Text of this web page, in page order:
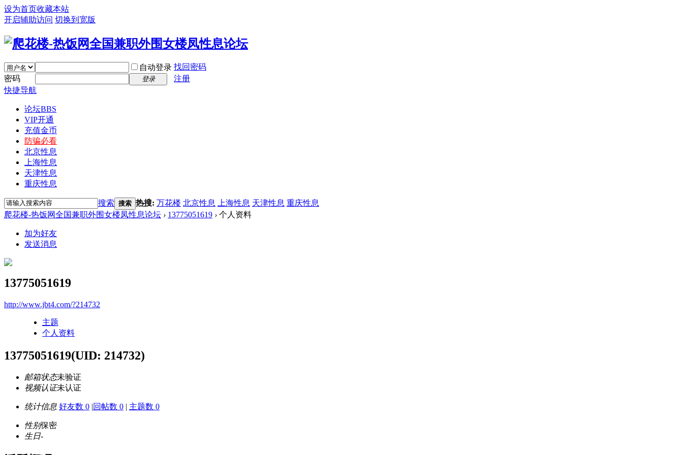
设为首页收藏本站
开启辅助访问 切换到宽版
自动登录 找回密码
密码
登录
注册
快捷导航
论坛BBS
VIP开通
充值金币
防骗必看
北京性息
上海性息
天津性息
重庆性息
搜索 搜索 热搜: 万花楼 北京性息 上海性息 天津性息 重庆性息
爬花楼-热饭网全国兼职外围女楼凤性息论坛 › 13775051619 › 个人资料
加为好友
发送消息
13775051619
http://www.jbt4.com/?214732
主题
个人资料
13775051619(UID: 214732)
邮箱状态未验证
视频认证未认证
统计信息 好友数 0 |回帖数 0 | 主题数 0
性别保密
生日-